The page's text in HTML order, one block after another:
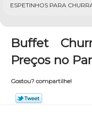
ESPETINHOS PARA
Buffet
Preços no
Gostou? compartilhe!